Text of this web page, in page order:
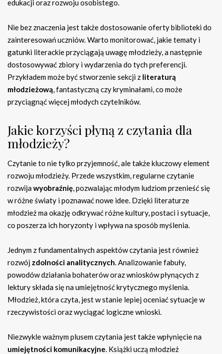
edukacji oraz rozwoju osobistego.
Nie bez znaczenia jest także dostosowanie oferty biblioteki do
zainteresowań uczniów. Warto monitorować, jakie tematy i
gatunki literackie przyciągają uwagę młodzieży, a następnie
dostosowywać zbiory i wydarzenia do tych preferencji.
Przykładem może być stworzenie sekcji z literaturą
młodzieżową, fantastyczną czy kryminałami, co może
przyciągnąć więcej młodych czytelników.
Jakie korzyści płyną z czytania dla
młodzieży?
Czytanie to nie tylko przyjemność, ale także kluczowy element
rozwoju młodzieży. Przede wszystkim, regularne czytanie
rozwijawyobraźnię, pozwalając młodym ludziom przenieść się
w różne światy i poznawać nowe idee. Dzięki literaturze
młodzież ma okazję odkrywać różne kultury, postaci i sytuacje,
co poszerza ich horyzonty i wpływa na sposób myślenia.
Jednym z fundamentalnych aspektów czytania jest również
rozwój zdolności analitycznych. Analizowanie fabuły,
powodów działania bohaterów oraz wniosków płynących z
lektury składa się na umiejętność krytycznego myślenia.
Młodzież, która czyta, jest w stanie lepiej oceniać sytuacje w
rzeczywistości oraz wyciągać logiczne wnioski.
Niezwykle ważnym plusem czytania jest także wpłynięcie na
umiejętności komunikacyjne. Książki uczą młodzież